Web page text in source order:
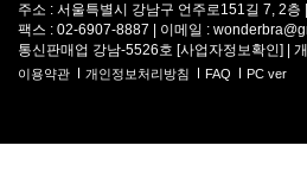
주소 : 서울특별시 강남구 언주로151길 7, 2
팩스 : 02-6907-8887 | 이메일 :
통신판매업 강남-5526호 [사업자정보확인] |
이용약관 개인정보처리방침 FAQ PC ver